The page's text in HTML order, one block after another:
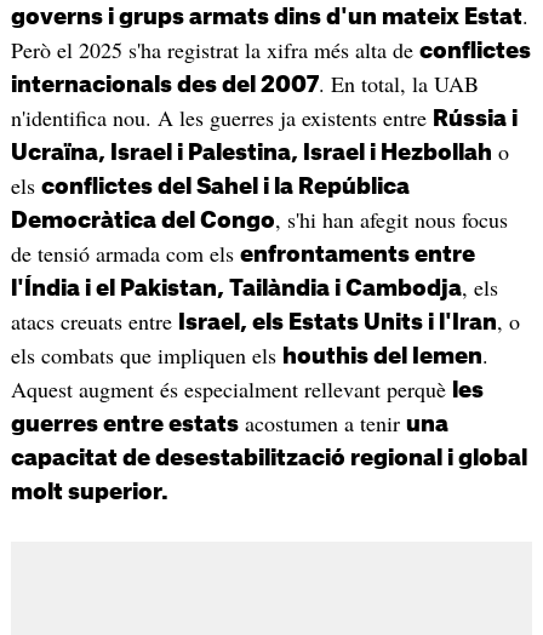
governs i grups armats dins d'un mateix Estat.
Però el 2025 s'ha registrat la xifra més alta de conflictes
internacionals des del 2007. En total, la UAB
n'identifica nou. A les guerres ja existents entre Rússia i
Ucraïna, Israel i Palestina, Israel i Hezbollah o
els conflictes del Sahel i la República
Democràtica del Congo, s'hi han afegit nous focus
de tensió armada com els enfrontaments entre
l'Índia i el Pakistan, Tailàndia i Cambodja, els
atacs creuats entre
Israel, els Estats Units i l'Iran, o
els combats que impliquen els houthis del Iemen.
Aquest augment és especialment rellevant perquè les
guerres entre estatsacostumen a tenir una
capacitat de desestabilització regional i global
molt superior.